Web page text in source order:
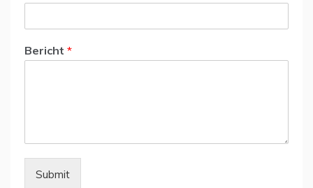
Bericht *
Submit